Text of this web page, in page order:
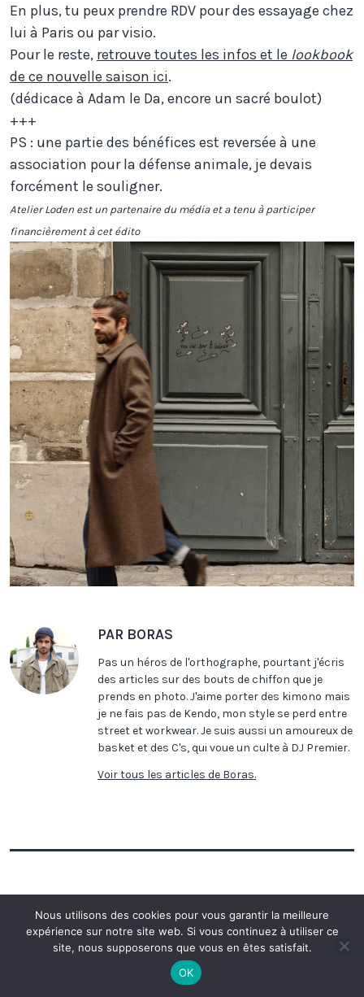
En plus, tu peux prendre RDV pour des essayage chez
lui à Paris ou par visio.
Pour le reste, retrouve toutes les infos et le lookbook
de ce nouvelle saison ici.
(dédicace à Adam le Da, encore un sacré boulot)
+++
PS : une partie des bénéfices est reversée à une
association pour la défense animale, je devais
forcément le souligner.
Atelier Loden est un partenaire du média et a tenu à participer
financièrement à cet édito
PAR BORAS
Pas un héros de l'orthographe, pourtant j'écris
des articles sur des bouts de chiffon que je
prends en photo. J'aime porter des kimono mais
je ne fais pas de Kendo, mon style se perd entre
street et workwear. Je suis aussi un amoureux de
basket et des C's, qui voue un culte à DJ Premier.
Voir tous les articles de Boras.
LAISSER UN COMMENTAIRE
Votre adresse e-mail ne sera pas publiée.
Nous utilisons des cookies pour vous garantir la meilleure
expérience sur notre site web. Si vous continuez à utiliser ce
site, nous supposerons que vous en êtes satisfait.
OK